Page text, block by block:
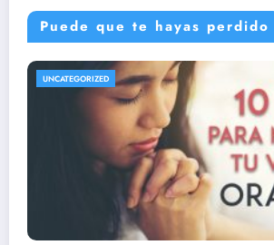
Puede que te hayas perdido
UNCATEGORIZED